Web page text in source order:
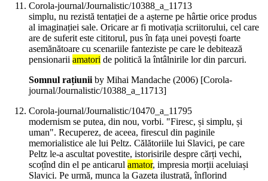
Corola-journal/Journalistic/10388_a_11713
simplu, nu rezistă tentației de a așterne pe hârtie orice produs
al imaginației sale. Oricare ar fi motivația scriitorului, cel care
are de suferit este cititorul, pus în fața unei povești foarte
asemănătoare cu scenariile fanteziste pe care le debitează
pensionarii amatori de politică la întâlnirile lor din parcuri.
Somnul rațiuniiby Mihai Mandache (2006) [Corola-
journal/Journalistic/10388_a_11713]
Corola-journal/Journalistic/10470_a_11795
modernism se putea, din nou, vorbi. "Firesc, și simplu, și
uman". Recuperez, de aceea, firescul din paginile
memorialistice ale lui Peltz. Călătoriile lui Slavici, pe care
Peltz le-a ascultat povestite, istorisirile despre cărți vechi,
scoțînd din el pe anticarul amator, impresia morții aceluiași
Slavici. Pe urmă, munca la Gazeta ilustrată, înflorind